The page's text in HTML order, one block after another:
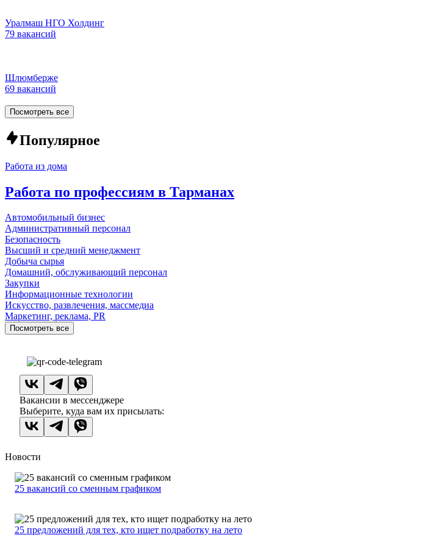
Уралмаш НГО Холдинг
79 вакансий
Шлюмберже
69 вакансий
Посмотреть все
Популярное
Работа из дома
Работа по профессиям в Тарманах
Автомобильный бизнес
Административный персонал
Безопасность
Высший и средний менеджмент
Добыча сырья
Домашний, обслуживающий персонал
Закупки
Информационные технологии
Искусство, развлечения, массмедиа
Маркетинг, реклама, PR
Посмотреть все
Вакансии в мессенджере
Выберите, куда вам их присылать:
Новости
25 вакансий со сменным графиком
25 предложений для тех, кто ищет подработку на лето